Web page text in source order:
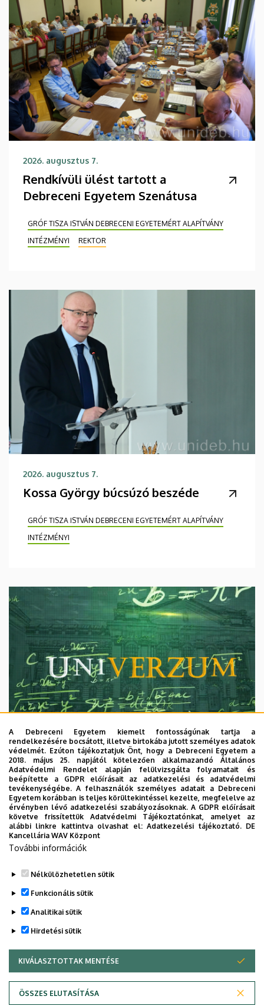
2026. augusztus 7.
Rendkívüli ülést tartott a
Debreceni Egyetem Szenátusa
GRÓF TISZA ISTVÁN DEBRECENI EGYETEMÉRT ALAPÍTVÁNY
INTÉZMÉNYI
REKTOR
2026. augusztus 7.
Kossa György búcsúzó beszéde
GRÓF TISZA ISTVÁN DEBRECENI EGYETEMÉRT ALAPÍTVÁNY
INTÉZMÉNYI
2026. augusztus 7.
Univerzum: A Debreceni Egyetem
titkos receptjei
KUTATÁS TUDOMÁNY
A Debreceni Egyetem kiemelt fontosságúnak tartja a
rendelkezésére bocsátott, illetve birtokába jutott személyes adatok
védelmét. Ezúton tájékoztatjuk Önt, hogy a Debreceni Egyetem a
2018. május 25. napjától kötelezően alkalmazandó Általános
Adatvédelmi Rendelet alapján felülvizsgálta folyamatait és
beépítette a GDPR előírásait az adatkezelési és adatvédelmi
tevékenységébe. A felhasználók személyes adatait a Debreceni
Egyetem korábban is teljes körültekintéssel kezelte, megfelelve az
érvényben lévő adatkezelési szabályozásoknak. A GDPR előírásait
követve frissítettük Adatvédelmi Tájékoztatónkat, amelyet az
alábbi linkre kattintva olvashat el:Adatkezelési tájékoztató. DE
Kancellária WAV Központ
További információk
Nélkülözhetetlen sütik
Funkcionális sütik
Analitikai sütik
Hirdetési sütik
KIVÁLASZTOTTAK MENTÉSE
ÖSSZES ELUTASÍTÁSA
WITHDRAW CONSENT